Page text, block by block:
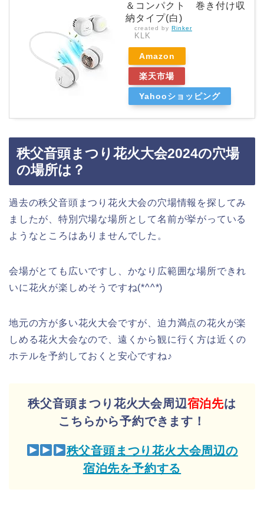
＆コンパクト 巻き付け収
納タイプ(白)
created by Rinker
KLK
Amazon
楽天市場
Yahooショッピング
秩父音頭まつり花火大会2024の穴場
の場所は？
過去の秩父音頭まつり花火大会の穴場情報を探してみ
ましたが、特別穴場な場所として名前が挙がっている
ようなところはありませんでした。
会場がとても広いですし、かなり広範囲な場所できれ
いに花火が楽しめそうですね(*^^*)
地元の方が多い花火大会ですが、迫力満点の花火が楽
しめる花火大会なので、遠くから観に行く方は近くの
ホテルを予約しておくと安心ですね♪
秩父音頭まつり花火大会周辺宿泊先は
こちらから予約できます！
秩父音頭まつり花火大会周辺の
宿泊先を予約する